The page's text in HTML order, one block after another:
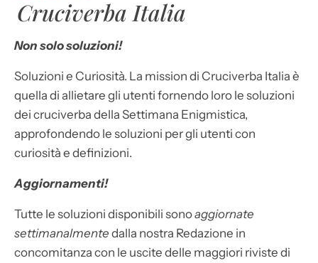
Cruciverba Italia
Non solo soluzioni!
Soluzioni e Curiosità. La mission di Cruciverba Italia è
quella di allietare gli utenti fornendo loro le soluzioni
dei cruciverba della Settimana Enigmistica,
approfondendo le soluzioni per gli utenti con
curiosità e definizioni.
Aggiornamenti!
Tutte le soluzioni disponibili sonoaggiornate
settimanalmente dalla nostra Redazione in
concomitanza con le uscite delle maggiori riviste di